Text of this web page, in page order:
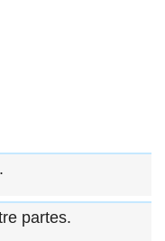
partes.